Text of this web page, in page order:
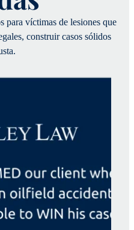
para víctimas de lesiones que
construir casos sólidos